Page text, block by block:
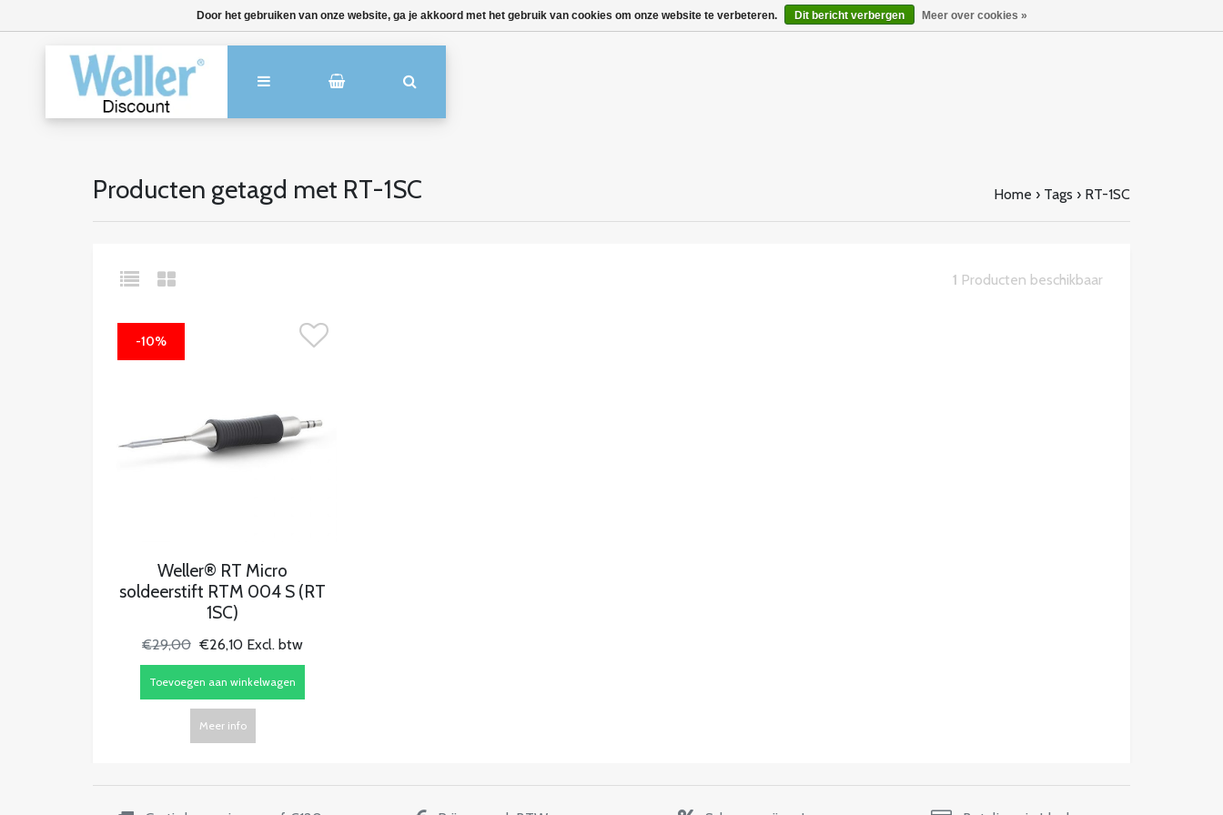
Producten getagd met RT-1SC Home › Tags › RT-1SC
1 Producten beschikbaar
-10%
Weller® RT Micro
soldeerstift RTM 004 S (RT
1SC)
€29,00 €26,10 Excl. btw
Toevoegen aan winkelwagen
Meer info
Door het gebruiken van onze website, ga je akkoord met het gebruik van cookies om onze website te verbeteren. Dit bericht verbergen Meer over cookies »